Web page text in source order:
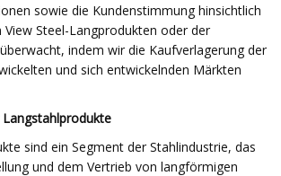
sowie die Kundenstimmung hinsichtlich
View Steel-Langprodukten oder der
indem wir die Kaufverlagerung der
und sich entwickelnden Märkten
sind ein Segment der Stahlindustrie, das
und dem Vertrieb von langförmigen